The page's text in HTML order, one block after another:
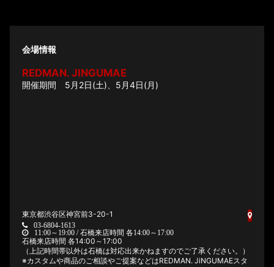
会場情報
REDMAN. JINGUMAE
5月2日(土)、5月4日(月)
東京都渋谷区神宮前3-20-1
03-6804-1613
11:00～19:00 / 石橋来店時間 各14:00～17:00
石橋来店時間 各14:00～17:00
（上記時間帯以外は石橋は対応出来かねますのでご了承ください。）
※カスタムや商品のご相談やご提案などはREDMAN. JiNGUMAEスタ